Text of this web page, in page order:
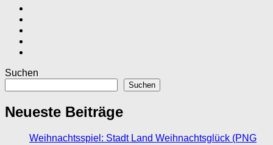
Suchen
Suchen
Neueste Beiträge
Weihnachtsspiel: Stadt Land Weihnachtsglück (PNG